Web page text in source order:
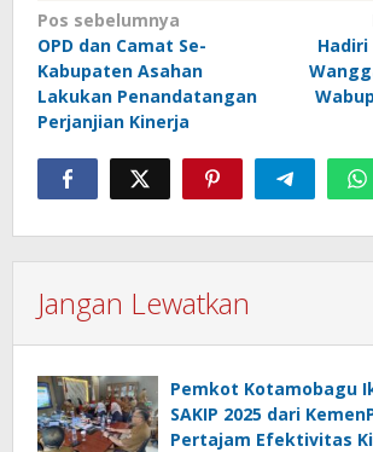
Navigasi
pos
Pos sebelumnya
OPD dan Camat Se-
Kabupaten Asahan
Lakukan Penandatangan
Perjanjian Kinerja
Jangan Lewatkan
Pemkot Kotamobagu
SAKIP 2025 dari
Pertajam Efektivitas